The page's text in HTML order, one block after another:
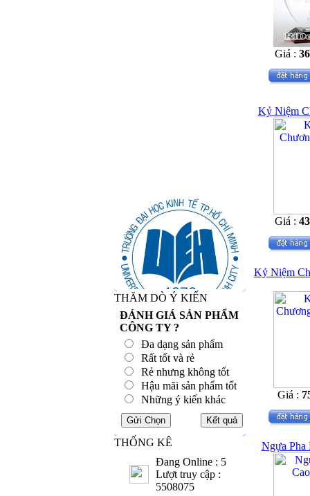
THĂM DÒ Ý KIẾN
ĐÁNH GIÁ SẢN PHẨM
CÔNG TY ?
Đa dạng sản phẩm
Rất tốt và rẻ
Rẻ nhưng không tốt
Hậu mãi sản phẩm tốt
Những ý kiến khác
THỐNG KÊ
Đang Online : 5
Lượt truy cập :
5508075
Giá :
Kỷ Niệm
Giá :
Kỷ Niệm
Giá :
Ngựa Pha